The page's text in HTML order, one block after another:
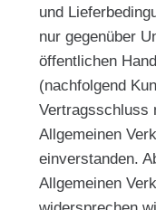
und
nur gegenüber
öffentlichen
(nachfolgend
Vertragsschluss
Allgemeinen
einverstanden.
Allge­meinen